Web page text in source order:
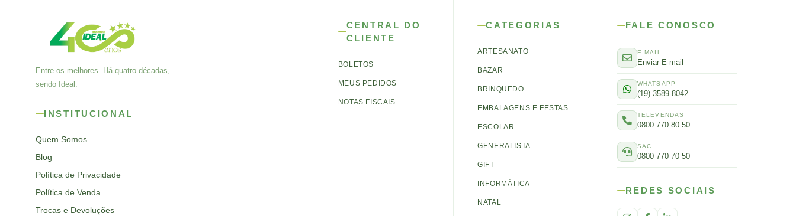
Entre os melhores. Há quatro décadas,
sendo Ideal.
INSTITUCIONAL
Quem Somos
Blog
Política de Privacidade
Política de Venda
Trocas e Devoluções
CENTRAL DO
CLIENTE
BOLETOS
MEUS PEDIDOS
NOTAS FISCAIS
CATEGORIAS
ARTESANATO
BAZAR
BRINQUEDO
EMBALAGENS E FESTAS
ESCOLAR
GENERALISTA
GIFT
INFORMÁTICA
NATAL
FALE CONOSCO
E-MAIL
Enviar E-mail
WHATSAPP
(19) 3589-8042
TELEVENDAS
0800 770 80 50
SAC
0800 770 70 50
REDES SOCIAIS